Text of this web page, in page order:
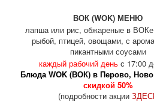
ВОК (WOK) МЕНЮ
лапша или рис, обжареные в
рыбой, птицей, овощами, с
пикантными соусами
каждый рабочий день с 17:00
Блюда WOK (ВОК) в Перово,
скидкой 50%
(подробности акции